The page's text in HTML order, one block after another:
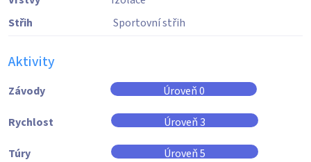
Střih
Sportovní střih
Aktivity
Závody Úroveň 0
Rychlost Úroveň 3
Túry Úroveň 5